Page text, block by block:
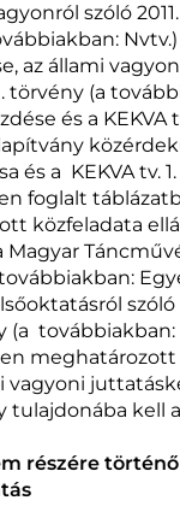
szóló 2011.
Nvtv.)
az állami
törvény (a
és a KEKVA
és a KEKVA tv. 1.
foglalt
közfeladata
Magyar
szóló
(a továbbiakban:
vagyoni
tulajdonába kell
részére történő